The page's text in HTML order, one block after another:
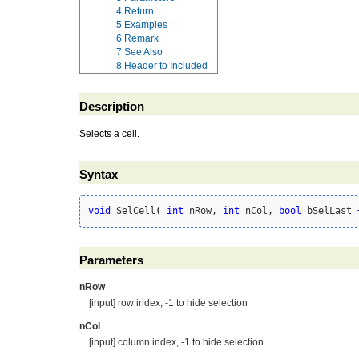
4 Return
5 Examples
6 Remark
7 See Also
8 Header to Included
Description
Selects a cell.
Syntax
void SelCell ( int nRow, int nCol, bool bSelLast
Parameters
nRow
[input] row index, -1 to hide selection
nCol
[input] column index, -1 to hide selection